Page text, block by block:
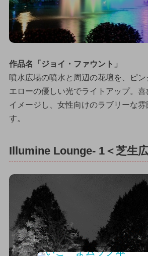
作品名「ジョイ・ファウント」
噴水広場の噴水と周辺の花壇を、ピン
エローの優しい光でライトアップ。
イメージし、女性向けのラブリーな雰
す。
Illumine Lounge- 1＜芝生